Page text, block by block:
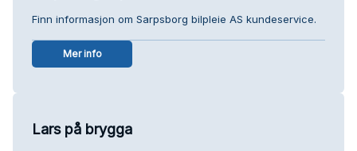
Finn informasjon om Sarpsborg bilpleie AS kundeservice.
Mer info
Lars på brygga